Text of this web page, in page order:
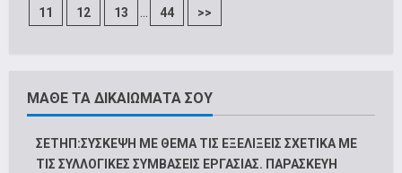
11 12 13 ... 44 >>
ΜΑΘΕ ΤΑ ΔΙΚΑΙΩΜΑΤΑ ΣΟΥ
ΣΕΤΗΠ:ΣΥΣΚΕΨΗ ΜΕ ΘΕΜΑ ΤΙΣ ΕΞΕΛΙΞΕΙΣ ΣΧΕΤΙΚΑ ΜΕ
ΤΙΣ ΣΥΛΛΟΓΙΚΕΣ ΣΥΜΒΑΣΕΙΣ ΕΡΓΑΣΙΑΣ. ΠΑΡΑΣΚΕΥΗ